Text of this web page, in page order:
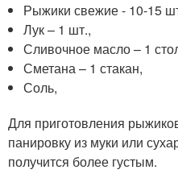
Рыжики свежие - 10-15
Лук – 1 шт.,
Сливочное масло – 1
Сметана – 1 стакан,
Соль,
Для приготовления
панировку из муки или
получится более густым.